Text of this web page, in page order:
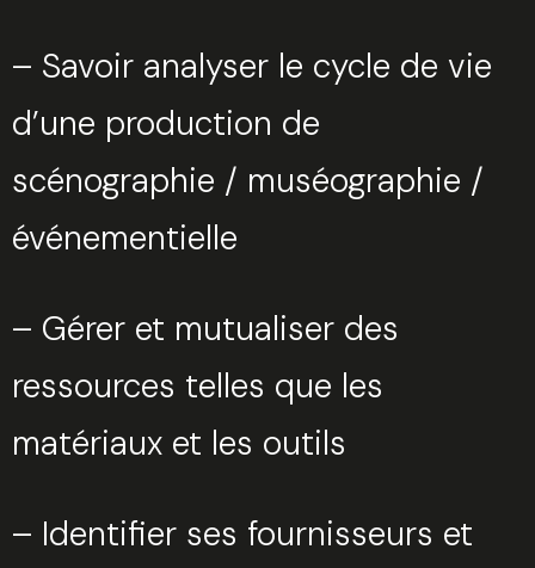
– Savoir analyser le cycle de vie
d’une production de
scénographie / muséographie /
événementielle
– Gérer et mutualiser des
ressources telles que les
matériaux et les outils
– Identifier ses fournisseurs et